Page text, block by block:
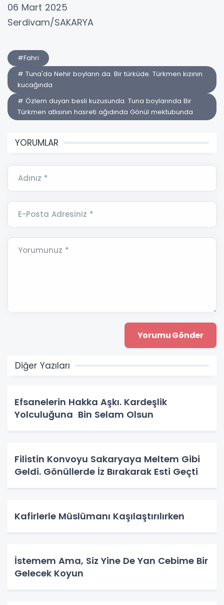
06 Mart 2025
Serdivam/SAKARYA
#Fahri
# Tuna'da Nehir boyların da. Bir türküde. Türkmen kızının
kucağında
# Özlem duyan besli kuzusunda. Tuna boylarında Bir
Türkmen atlısının hasreti ağıdında Gönül mektubunda
YORUMLAR
Adınız *
E-Posta Adresiniz *
Yorumunuz *
Diğer Yazıları
Efsanelerin Hakka Aşkı. Kardeşlik
Yolculuğuna Bin Selam Olsun
Filistin Konvoyu Sakaryaya Meltem Gibi
Geldi. Gönüllerde İz Bırakarak Esti Geçti
Kafirlerle Müslümanı Kaşılaştırılırken
İstemem Ama, Siz Yine De Yan Cebime Bir
Gelecek Koyun